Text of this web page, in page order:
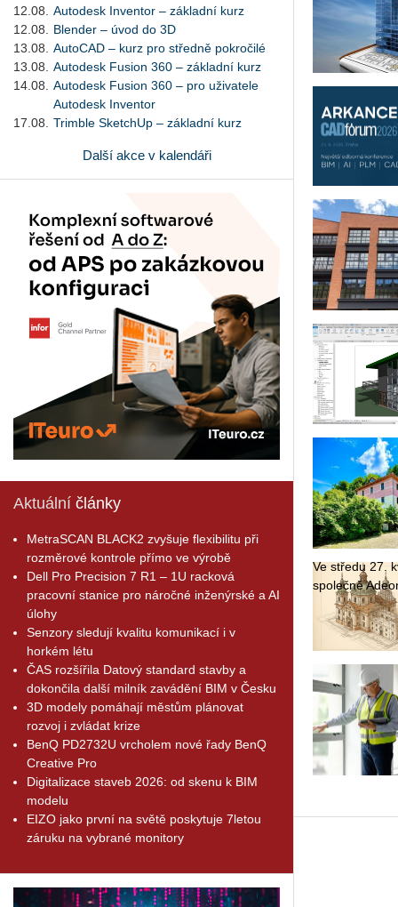
12.08.
Autodesk Inventor – základní kurz
12.08.
Blender – úvod do 3D
13.08.
AutoCAD – kurz pro středně pokročilé
13.08.
Autodesk Fusion 360 – základní kurz
14.08.
Autodesk Fusion 360 – pro uživatele
Autodesk Inventor
17.08.
Trimble SketchUp – základní kurz
Další akce v kalendáři
Aktuální články
MetraSCAN BLACK2 zvyšuje flexibilitu při
rozměrové kontrole přímo ve výrobě
Dell Pro Precision 7 R1 – 1U racková
pracovní stanice pro náročné inženýrské a AI
úlohy
Senzory sledují kvalitu komunikací i v
horkém létu
ČAS rozšířila Datový standard stavby a
dokončila další milník zavádění BIM v Česku
3D modely pomáhají městům plánovat
rozvoj i zvládat krize
BenQ PD2732U vrcholem nové řady BenQ
Creative Pro
Digitalizace staveb 2026: od skenu k BIM
modelu
EIZO jako první na světě poskytuje 7letou
záruku na vybrané monitory
Ve stře­du 27.
spo­leč­ně